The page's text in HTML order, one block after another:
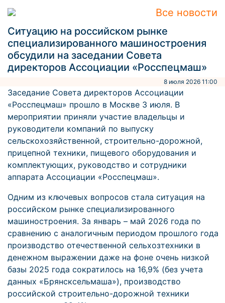
Все новости
Ситуацию на российском рынке
специализированного машиностроения
обсудили на заседании Совета
директоров Ассоциации «Росспецмаш»
8 июля 2026 11:00
Заседание Совета директоров Ассоциации
«Росспецмаш» прошло в Москве 3 июля. В
мероприятии приняли участие владельцы и
руководители компаний по выпуску
сельскохозяйственной, строительно-дорожной,
прицепной техники, пищевого оборудования и
комплектующих, руководство и сотрудники
аппарата Ассоциации «Росспецмаш».
Одним из ключевых вопросов стала ситуация на
российском рынке специализированного
машиностроения. За январь – май 2026 года по
сравнению с аналогичным периодом прошлого года
производство отечественной сельхозтехники в
денежном выражении даже на фоне очень низкой
базы 2025 года сократилось на 16,9% (без учета
данных «Брянсксельмаша»), производство
российской строительно-дорожной техники